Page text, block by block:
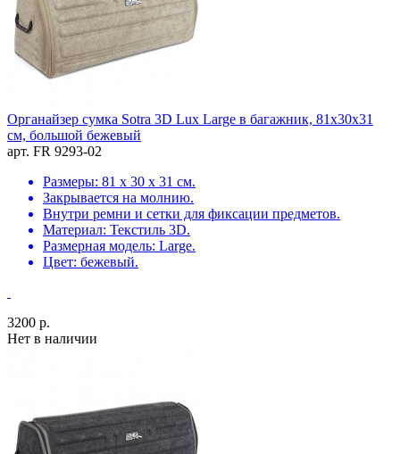
Органайзер сумка Sotra 3D Lux Large в багажник, 81x30x31
см, большой бежевый
арт. FR 9293-02
Размеры: 81 х 30 х 31 см.
Закрывается на молнию.
Внутри ремни и сетки для фиксации предметов.
Материал: Текстиль 3D.
Размерная модель: Large.
Цвет: бежевый.
3200 р.
Нет в наличии